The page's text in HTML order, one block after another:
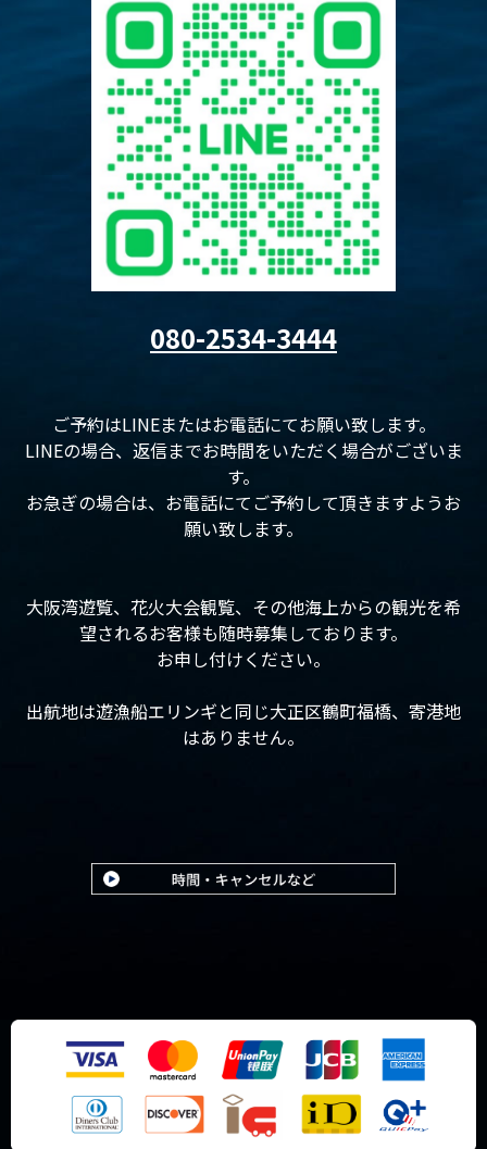
080-2534-3444
ご予約はLINEまたはお電話にてお願い致します。
LINEの場合、返信までお時間をいただく場合がございま
す。
お急ぎの場合は、お電話にてご予約して頂きますようお
願い致します。
大阪湾遊覧、花火大会観覧、その他海上からの観光を希
望されるお客様も随時募集しております。
お申し付けください。
出航地は遊漁船エリンギと同じ大正区鶴町福橋、寄港地
はありません。